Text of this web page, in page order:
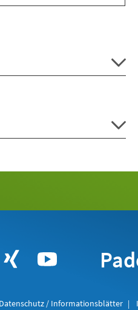
Datenschutz / Informationsblätter